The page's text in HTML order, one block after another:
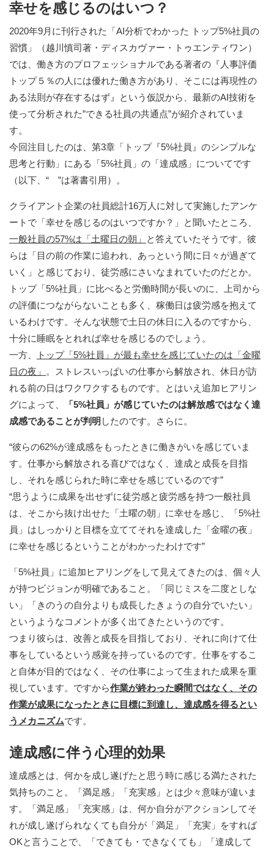
幸せを感じるのはいつ？
2020年9月に刊行された「AI分析でわかった トップ5%社員の
習慣」（越川慎司著・ディスカヴァー・トゥエンティワン）
では、働き方のプロフェッショナルである著者の『人事評価
トップ５％の人には優れた働き方があり、そこには再現性の
ある法則が存在するはず』という仮説から、最新のAI技術を
使って分析された”できる社員の共通点”が紹介されていま
す。
今回注目したのは、第3章「トップ『5%社員』のシンプルな
思考と行動」にある「5%社員」の「達成感」についてです
（以下、“ ”は著書引用）。
クライアント企業の社員総計16万人に対して実施したアンケ
ートで「幸せを感じるのはいつですか？」と聞いたところ、
一般社員の57%は「土曜日の朝」
と答えていたそうです。彼
らは「目の前の作業に追われ、あっという間に日々が過ぎて
いく」と感じており、徒労感にさいなまれていたのだとか。
トップ「5%社員」に比べると労働時間が長いのに、上司から
の評価につながらないことも多く、稼働日は疲労感を抱えて
いるわけです。そんな状態で土日の休日に入るのですから、
十分に睡眠をとれれば幸せを感じるのでしょう。
一方、
トップ「5%社員」が最も幸せを感じていたのは「金曜
日の夜」
。ストレスいっぱいの仕事から解放され、休日が訪
れる前の日はワクワクするものです。とはいえ追加ヒアリン
グによって、
「5%社員」が感じていたのは解放感ではなく達
成感であることが判明 したのです。さらに。
“彼らの62%が達成感をもったときに働きがいを感じていま
す。仕事から解放される喜びではなく、達成と成長を目指
し、それを感じられた時に幸せを感じているのです”
“思うように成果を出せずに徒労感と疲労感を持つ一般社員
は、そこから抜け出せた「土曜の朝」に幸せを感じ、「5%社
員」はしっかりと目標を立ててそれを達成した「金曜の夜」
に幸せを感じるということがわかったわけです”
「5%社員」に追加ヒアリングをして見えてきたのは、個々人
が持つビジョンが明確であること。「同じミスを二度としな
い」「きのうの自分よりも成長したきょうの自分でいたい」
というようなコメントが多く出てきたというのです。
つまり彼らは、改善と成長を目指しており、それに向けて仕
事をしているという感覚を持っているのです。仕事をするこ
と自体が目的ではなく、その仕事によって生まれた成果を重
視しています。ですから作業が終わった瞬間ではなく、その
作業が成果になったときに目標に到達し、達成感を得るとい
うメカニズムです。
達成感に伴う心理的効果
達成感とは、何かを成し遂げたと思う時に感じる満たされた
気持ちのこと。「満足感」「充実感」とは少々意味が違いま
す。「満足感」「充実感」は、何か自分がアクションしてそ
れが成し遂げられなくても自分が「満足」「充実」をすれば
OKと言うことで、「できても・できなくても」「達成して